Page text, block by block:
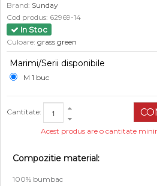
Brand: Sunday
Cod produs: 62969-14
In Stoc
Culoare: grass green
Marimi/Serii disponibile
M 1 buc
Cantitate:
Acest produs are o cantitate
Compozitie material:
100% bumbac